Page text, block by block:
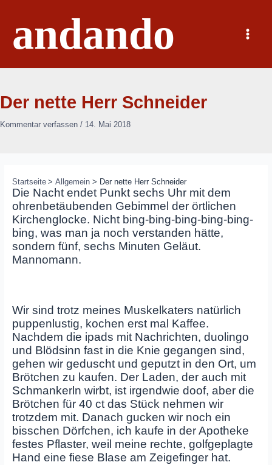
springenandando
Main
Menu
Der nette Herr Schneider
Kommentar verfassen / 14. Mai 2018
Startseite Allgemein Der nette Herr Schneider
Die Nacht endet Punkt sechs Uhr mit dem
ohrenbetäubenden Gebimmel der örtlichen
Kirchenglocke. Nicht bing-bing-bing-bing-bing-
bing, was man ja noch verstanden hätte,
sondern fünf, sechs Minuten Geläut.
Mannomann.
Wir sind trotz meines Muskelkaters natürlich
puppenlustig, kochen erst mal Kaffee.
Nachdem die ipads mit Nachrichten, duolingo
und Blödsinn fast in die Knie gegangen sind,
gehen wir geduscht und geputzt in den Ort, um
Brötchen zu kaufen. Der Laden, der auch mit
Schmankerln wirbt, ist irgendwie doof, aber die
Brötchen für 40 ct das Stück nehmen wir
trotzdem mit. Danach gucken wir noch ein
bisschen Dörfchen, ich kaufe in der Apotheke
festes Pflaster, weil meine rechte, golfgeplagte
Hand eine fiese Blase am Zeigefinger hat.